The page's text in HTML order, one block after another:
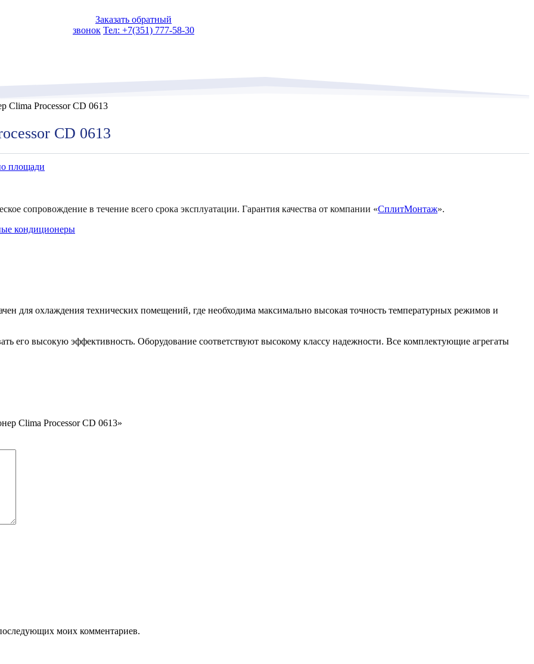
Заказать обратный
звонок Тел: +7(351) 777-58-30
площади
Processor CD 0613
CD 0613
сопровождение в течение всего срока эксплуатации. Гарантия качества от компании «СплитМонтаж».
кондиционеры
для охлаждения технических помещений, где необходима максимально высокая точность температурных режимов и
его высокую эффективность. Оборудование соответствуют высокому классу надежности. Все комплектующие агрегаты
Clima Processor CD 0613»
моих комментариев.